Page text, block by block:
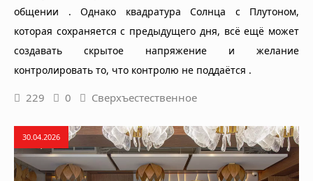
общении . Однако квадратура Солнца с Плутоном,
которая сохраняется с предыдущего дня, всё ещё может
создавать скрытое напряжение и желание
контролировать то, что контролю не поддаётся .
229 0 Сверхъестественное
30.04.2026